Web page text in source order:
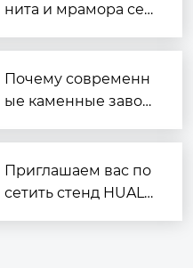
нита и мрамора сер
Почему современн
ые каменные завод
Приглашаем вас по
сетить стенд HUALO